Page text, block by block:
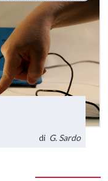
di G. Sardo